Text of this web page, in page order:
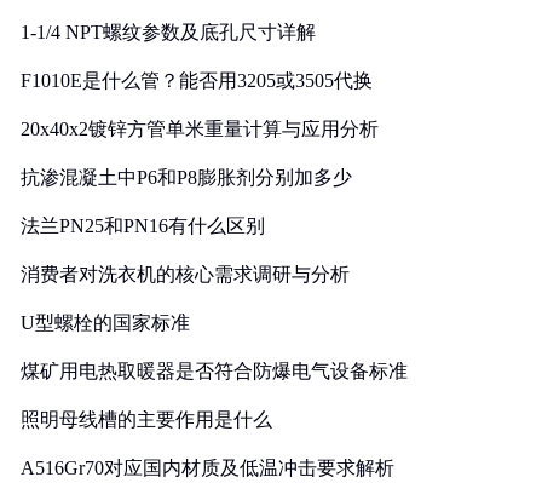
1-1/4 NPT螺纹参数及底孔尺寸详解
F1010E是什么管？能否用3205或3505代换
20x40x2镀锌方管单米重量计算与应用分析
抗渗混凝土中P6和P8膨胀剂分别加多少
法兰PN25和PN16有什么区别
消费者对洗衣机的核心需求调研与分析
U型螺栓的国家标准
煤矿用电热取暖器是否符合防爆电气设备标准
照明母线槽的主要作用是什么
A516Gr70对应国内材质及低温冲击要求解析